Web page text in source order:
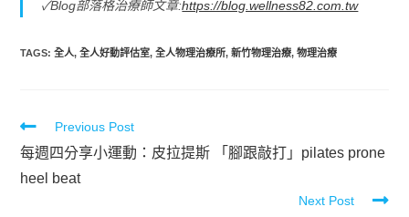
✓Blog部落格治療師文章:https://blog.wellness82.com.tw
TAGS:全人, 全人好動評估室, 全人物理治療所, 新竹物理治療, 物理治療
Previous Post
每週四分享小運動：皮拉提斯 「腳跟敲打」pilates prone
heel beat
Next Post